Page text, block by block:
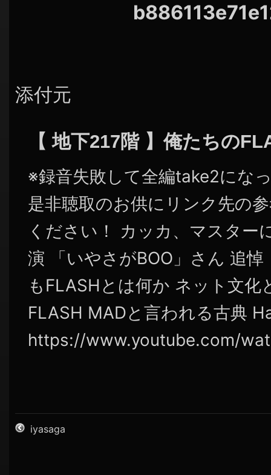
添付元
【 地下217階 】俺たちの
※録音失敗して全編take2にな
是非聴取のお供にリンク先の
ください！ カッカ、マスター
演 「いやさがBOO」さん 追
もFLASHとは何か ネット文化
FLASH MADと言われる古典
https://www.youtube.com/
iyasaga